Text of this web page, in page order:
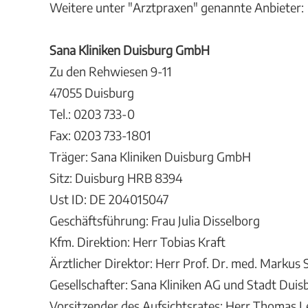
Weitere unter "Arztpraxen" genannte Anbieter:
Sana Kliniken Duisburg GmbH
Zu den Rehwiesen 9-11
47055 Duisburg
Tel.: 0203 733-0
Fax: 0203 733-1801
Träger: Sana Kliniken Duisburg GmbH
Sitz: Duisburg HRB 8394
Ust ID: DE 204015047
Geschäftsführung: Frau Julia Disselborg
Kfm. Direktion: Herr Tobias Kraft
Ärztlicher Direktor: Herr Prof. Dr. med. Markus
Gesellschafter: Sana Kliniken AG und Stadt